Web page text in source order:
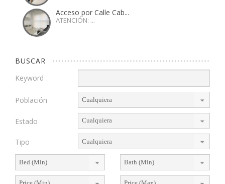
Acceso por Calle Cab...
ATENCIÓN: ...
BUSCAR
Keyword
Población
Estado
Tipo